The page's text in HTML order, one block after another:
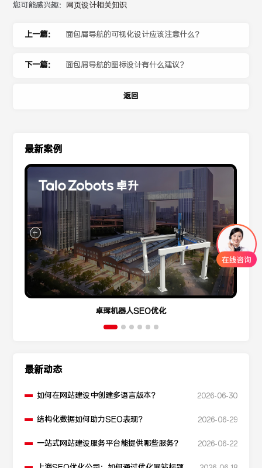
您可能感兴趣： 网页设计相关知识
上一篇： 面包屑导航的可视化设计应该注意什么？
下一篇： 面包屑导航的图标设计有什么建议？
返回
最新案例
卓珲机器人SEO优化
最新动态
如何在网站建设中创建多语言版本？ 2026-06-30
结构化数据如何助力SEO表现？ 2026-06-29
一站式网站建设服务平台能提供哪些服务？ 2026-06-22